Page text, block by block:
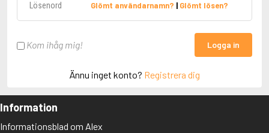
Glömt användarnamn? | Glömt lösen?
Kom ihåg mig! Logga in
Ännu inget konto? Registrera dig
Information
Informationsblad om Alex